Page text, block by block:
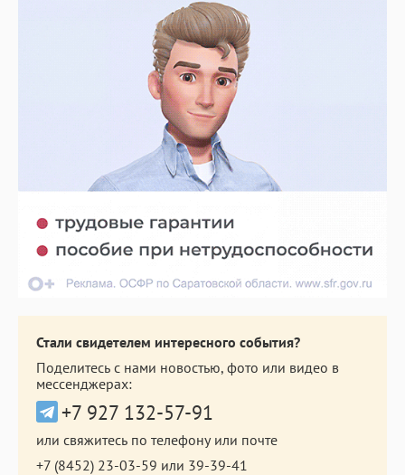
Стали свидетелем интересного события?
Поделитесь с нами новостью, фото или видео в
мессенджерах:
+7 927 132-57-91
или свяжитесь по телефону или почте
+7 (8452) 23-03-59 или 39-39-41